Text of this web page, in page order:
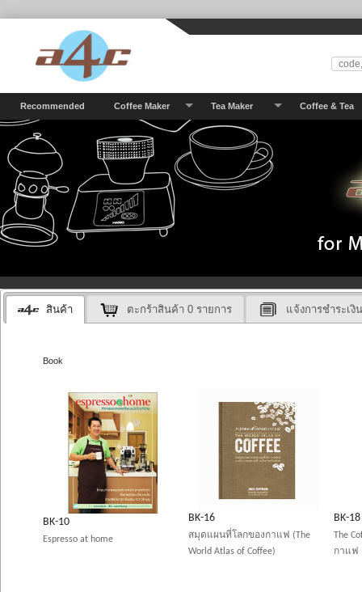
Recommended Coffee Maker Tea Maker Coffee & Tea
สินค้า ตะกร้าสินค้า0 รายการ แจ้งการชำระเงิ
Book
BK-10
Espresso at home
BK-16
สมุดแผนที่โลกของกาแฟ (The
World Atlas of Coffee)
BK-18
The
กาแฟ